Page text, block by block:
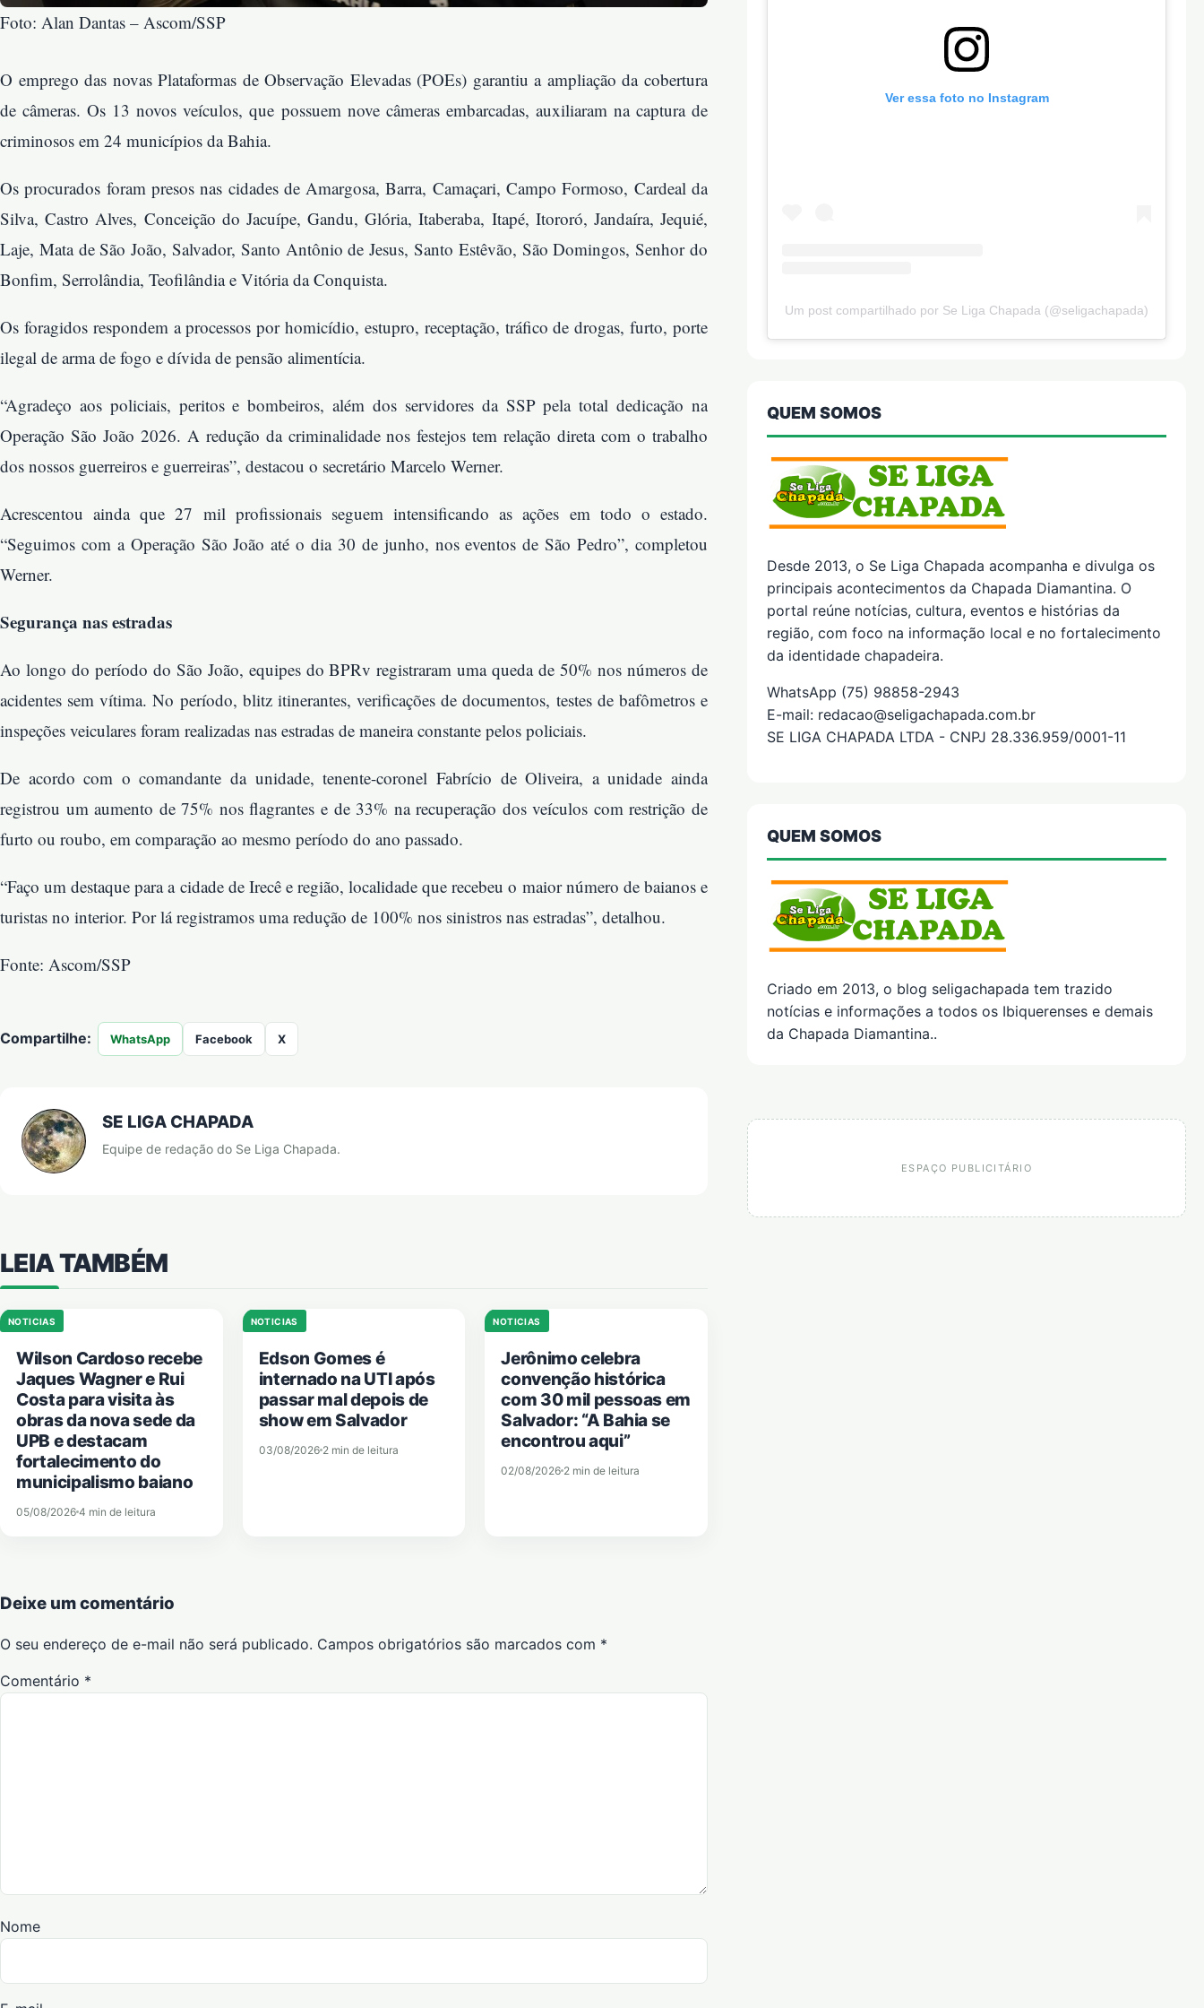
Foto: Alan Dantas – Ascom/SSP
O emprego das novas Plataformas de Observação Elevadas (POEs) garantiu a ampliação da cobertura
de câmeras. Os 13 novos veículos, que possuem nove câmeras embarcadas, auxiliaram na captura de
criminosos em 24 municípios da Bahia.
Os procurados foram presos nas cidades de Amargosa, Barra, Camaçari, Campo Formoso, Cardeal da
Silva, Castro Alves, Conceição do Jacuípe, Gandu, Glória, Itaberaba, Itapé, Itororó, Jandaíra, Jequié,
Laje, Mata de São João, Salvador, Santo Antônio de Jesus, Santo Estêvão, São Domingos, Senhor do
Bonfim, Serrolândia, Teofilândia e Vitória da Conquista.
Os foragidos respondem a processos por homicídio, estupro, receptação, tráfico de drogas, furto, porte
ilegal de arma de fogo e dívida de pensão alimentícia.
“Agradeço aos policiais, peritos e bombeiros, além dos servidores da SSP pela total dedicação na
Operação São João 2026. A redução da criminalidade nos festejos tem relação direta com o trabalho
dos nossos guerreiros e guerreiras”, destacou o secretário Marcelo Werner.
Acrescentou ainda que 27 mil profissionais seguem intensificando as ações em todo o estado.
“Seguimos com a Operação São João até o dia 30 de junho, nos eventos de São Pedro”, completou
Werner.
Segurança nas estradas
Ao longo do período do São João, equipes do BPRv registraram uma queda de 50% nos números de
acidentes sem vítima. No período, blitz itinerantes, verificações de documentos, testes de bafômetros e
inspeções veiculares foram realizadas nas estradas de maneira constante pelos policiais.
De acordo com o comandante da unidade, tenente-coronel Fabrício de Oliveira, a unidade ainda
registrou um aumento de 75% nos flagrantes e de 33% na recuperação dos veículos com restrição de
furto ou roubo, em comparação ao mesmo período do ano passado.
“Faço um destaque para a cidade de Irecê e região, localidade que recebeu o maior número de baianos e
turistas no interior. Por lá registramos uma redução de 100% nos sinistros nas estradas”, detalhou.
Fonte: Ascom/SSP
Compartilhe: WhatsApp Facebook X
SE LIGA CHAPADA
Equipe de redação do Se Liga Chapada.
LEIA TAMBÉM
NOTICIAS
Wilson Cardoso recebe
Jaques Wagner e Rui
Costa para visita às
obras da nova sede da
UPB e destacam
fortalecimento do
municipalismo baiano
05/08/2026 4 min de leitura
NOTICIAS
Edson Gomes é
internado na UTI após
passar mal depois de
show em Salvador
03/08/2026 2 min de leitura
NOTICIAS
Jerônimo celebra
convenção histórica
com 30 mil pessoas em
Salvador: “A Bahia se
encontrou aqui”
02/08/2026 2 min de leitura
Deixe um comentário
O seu endereço de e-mail não será publicado. Campos obrigatórios são marcados com *
Comentário *
Nome
Ver essa foto no Instagram
Um post compartilhado por Se Liga Chapada (@seligachapada)
QUEM SOMOS
Desde 2013, o Se Liga Chapada acompanha e divulga os
principais acontecimentos da Chapada Diamantina. O
portal reúne notícias, cultura, eventos e histórias da
região, com foco na informação local e no fortalecimento
da identidade chapadeira.
WhatsApp (75) 98858-2943
E-mail: redacao@seligachapada.com.br
SE LIGA CHAPADA LTDA - CNPJ 28.336.959/0001-11
QUEM SOMOS
Criado em 2013, o blog seligachapada tem trazido
notícias e informações a todos os Ibiquerenses e demais
da Chapada Diamantina..
ESPAÇO PUBLICITÁRIO